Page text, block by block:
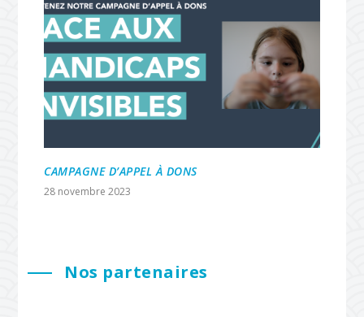
CAMPAGNE D’APPEL À DONS
28 novembre 2023
Nos partenaires